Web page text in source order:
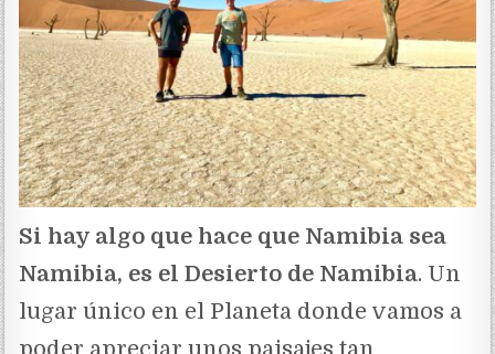
Si hay algo que hace que Namibia sea
Namibia, es el Desierto de Namibia. Un
lugar único en el Planeta donde vamos a